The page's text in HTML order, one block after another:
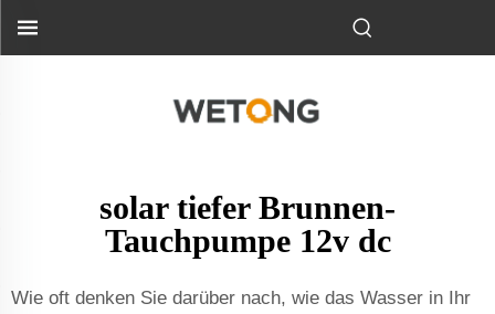
solar tiefer Brunnen-
Tauchpumpe 12v dc
Wie oft denken Sie darüber nach, wie das Wasser in Ihr